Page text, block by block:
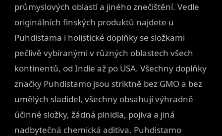
průmyslových oblastí a jiného znečištění. Vedle
originálních finských produktů najdete u
Puhdistama i holistické doplňky se složkami
pečlivě vybíranými v různých oblastech všech
kontinentů, od Indie až po USA. Všechny doplňky
značky Puhdistamo jsou striktně bez GMO a bez
umělých sladidel, všechny obsahují výhradně
účinné složky, žádná plnidla, pojiva a jiná
nadbytečná chemická aditiva. Puhdistamo